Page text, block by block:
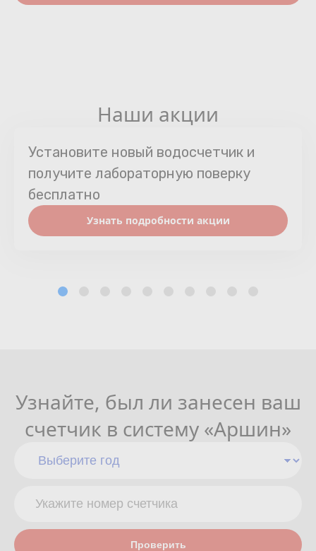
Наши акции
Установите новый водосчетчик и
получите лабораторную поверку
бесплатно
Узнать подробности акции
Узнайте, был ли занесен ваш
счетчик в систему «Аршин»
Проверить